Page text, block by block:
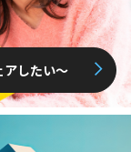
アしたい〜